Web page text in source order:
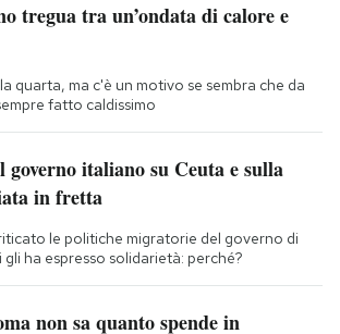
tregua tra un’ondata di calore e
quarta, ma c'è un motivo se sembra che da
fatto caldissimo
governo italiano su Ceuta e sulla
in fretta
le politiche migratorie del governo di
ha espresso solidarietà: perché?
non sa quanto spende in